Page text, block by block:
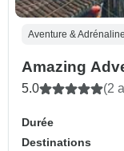
Aventure & Adrénaline
Amazing
5.0 (2
Durée
Destinations